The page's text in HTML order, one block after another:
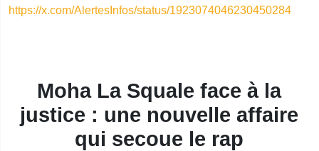
https://x.com/AlertesInfos/status/1923074046230450284
Moha La Squale face à la
justice : une nouvelle affaire
qui secoue le rap